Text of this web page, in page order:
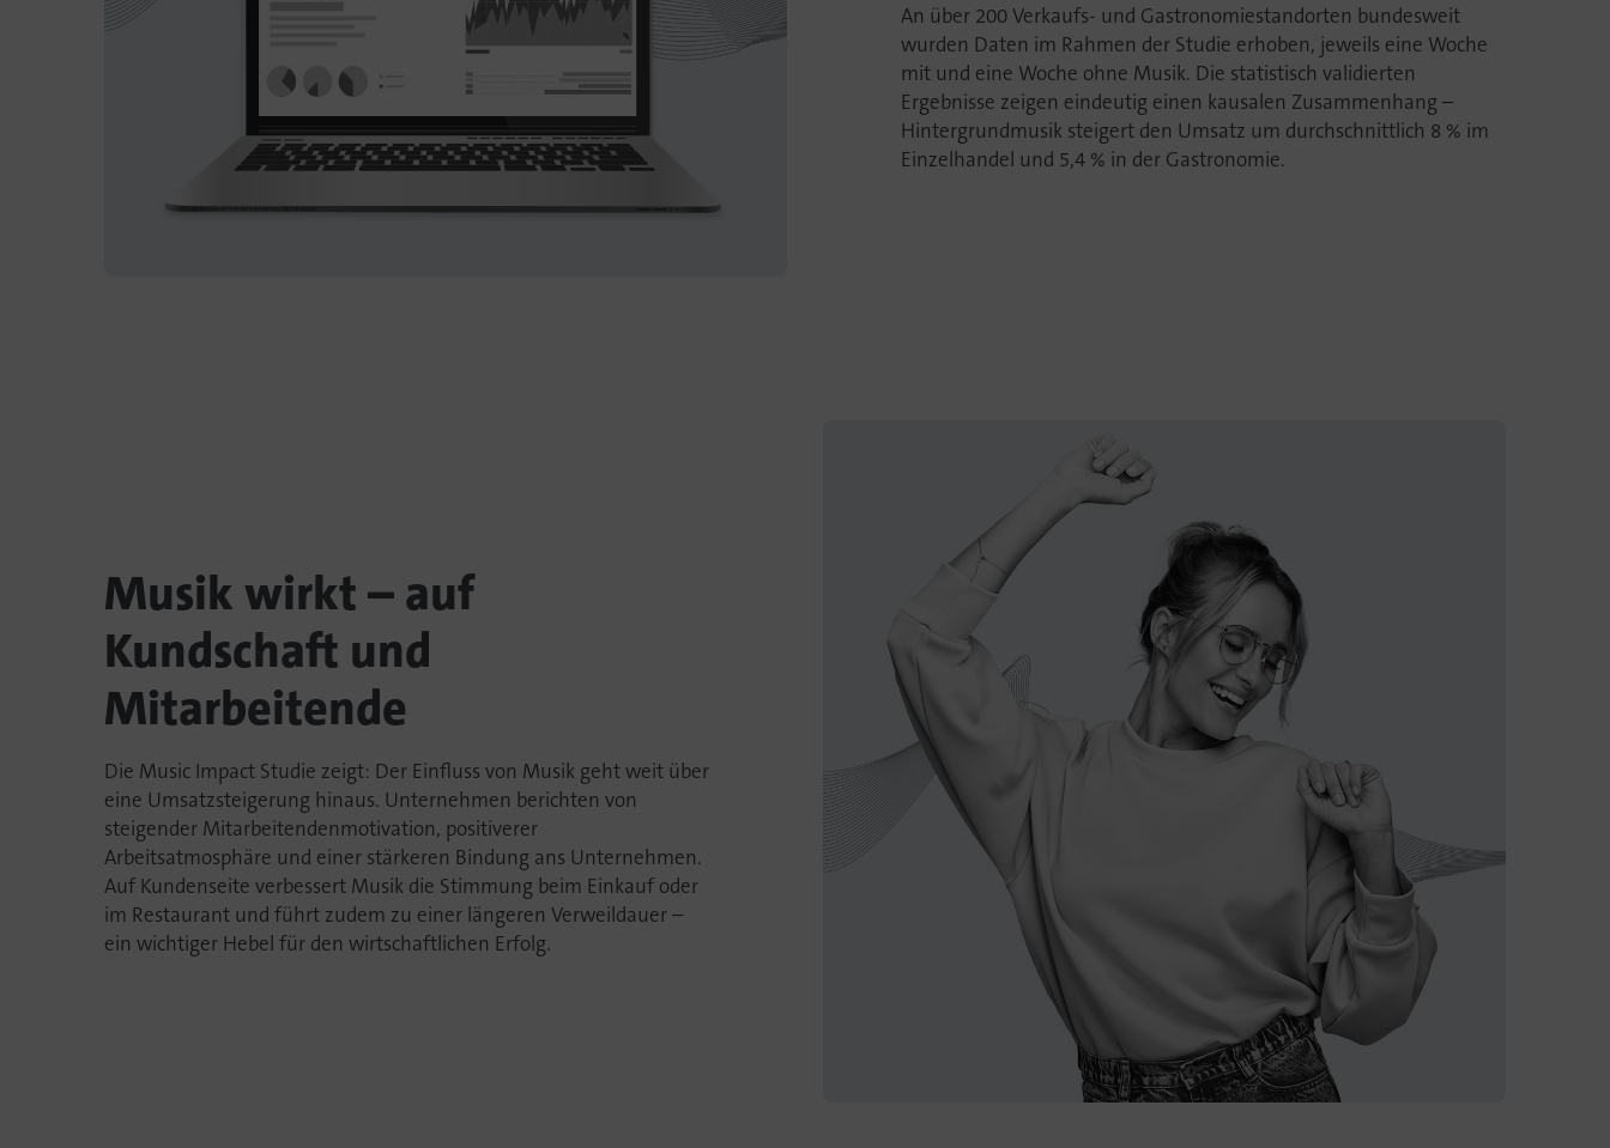
An über 200 Verkaufs- und Gastronomiestandorten bundesweit
wurden Daten im Rahmen der Studie erhoben, jeweils eine Woche
mit und eine Woche ohne Musik. Die statistisch validierten
Ergebnisse zeigen eindeutig einen kausalen Zusammenhang –
Hintergrundmusik steigert den Umsatz um durchschnittlich 8 % im
Einzelhandel und 5,4 % in der Gastronomie.
Musik wirkt – auf
Kundschaft und
Mitarbeitende
Die Music Impact Studie zeigt: Der Einfluss von Musik geht weit über
eine Umsatzsteigerung hinaus. Unternehmen berichten von
steigender Mitarbeitendenmotivation, positiverer
Arbeitsatmosphäre und einer stärkeren Bindung ans Unternehmen.
Auf Kundenseite verbessert Musik die Stimmung beim Einkauf oder
im Restaurant und führt zudem zu einer längeren Verweildauer –
ein wichtiger Hebel für den wirtschaftlichen Erfolg.